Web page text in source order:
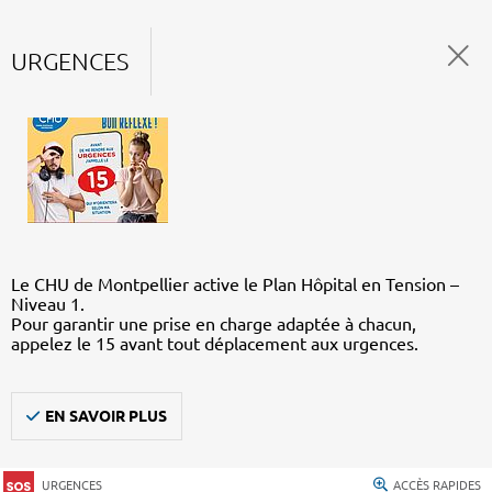
URGENCES
Le CHU de Montpellier active le Plan Hôpital en Tension –
Niveau 1.
Pour garantir une prise en charge adaptée à chacun,
appelez le 15 avant tout déplacement aux urgences.
EN SAVOIR PLUS
URGENCES ACCÈS RAPIDES